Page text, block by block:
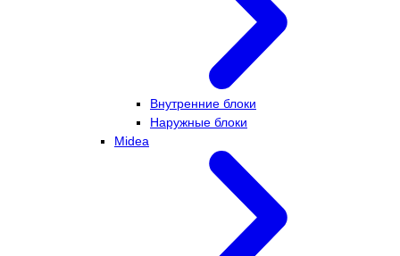
Внутренние блоки
Наружные блоки
Midea